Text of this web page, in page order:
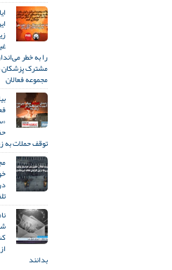
را به خطر
مشترک پزشکان
مجموعه فعالان
توقف حملات به
بدانند